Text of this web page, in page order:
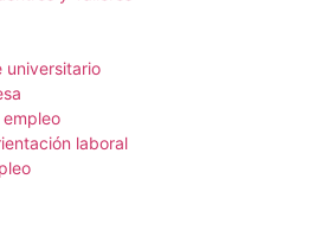
universitario
laboral